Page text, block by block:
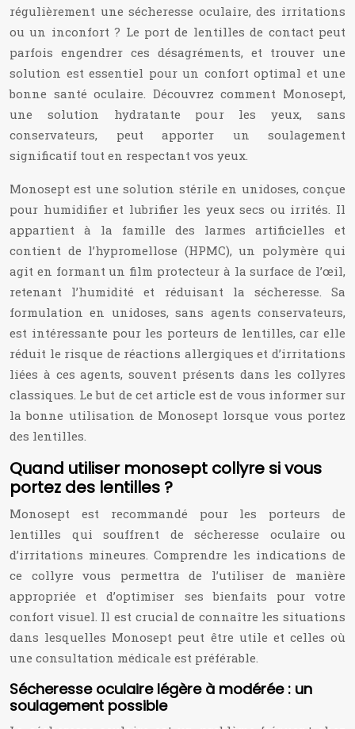
régulièrement une sécheresse oculaire, des irritations
ou un inconfort ? Le port de lentilles de contact peut
parfois engendrer ces désagréments, et trouver une
solution est essentiel pour un confort optimal et une
bonne santé oculaire. Découvrez comment Monosept,
une solution hydratante pour les yeux, sans
conservateurs, peut apporter un soulagement
significatif tout en respectant vos yeux.
Monosept est une solution stérile en unidoses, conçue
pour humidifier et lubrifier les yeux secs ou irrités. Il
appartient à la famille des larmes artificielles et
contient de l’hypromellose (HPMC), un polymère qui
agit en formant un film protecteur à la surface de l’œil,
retenant l’humidité et réduisant la sécheresse. Sa
formulation en unidoses, sans agents conservateurs,
est intéressante pour les porteurs de lentilles, car elle
réduit le risque de réactions allergiques et d’irritations
liées à ces agents, souvent présents dans les collyres
classiques. Le but de cet article est de vous informer sur
la bonne utilisation de Monosept lorsque vous portez
des lentilles.
Quand utiliser monosept collyre si vous
portez des lentilles ?
Monosept est recommandé pour les porteurs de
lentilles qui souffrent de sécheresse oculaire ou
d’irritations mineures. Comprendre les indications de
ce collyre vous permettra de l’utiliser de manière
appropriée et d’optimiser ses bienfaits pour votre
confort visuel. Il est crucial de connaître les situations
dans lesquelles Monosept peut être utile et celles où
une consultation médicale est préférable.
Sécheresse oculaire légère à modérée : un
soulagement possible